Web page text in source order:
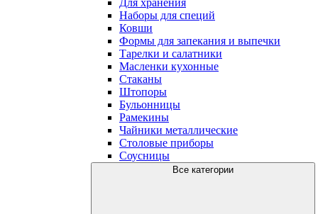
Наборы для специй
Ковши
Формы для запекания и выпечки
Тарелки и салатники
Масленки кухонные
Стаканы
Штопоры
Бульонницы
Рамекины
Чайники металлические
Столовые приборы
Соусницы
Все категории